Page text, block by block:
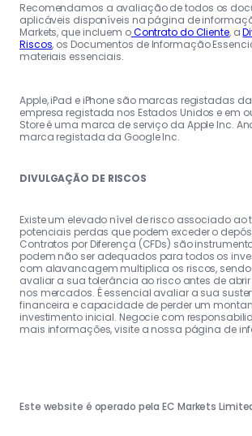
Recomendamos a avaliação de todos os
aplicáveis disponíveis na página de
Markets, que incluem oContrato do Cliente, a
Riscos, os Documentos de Informação
materiais essenciais.
Apple, iPad e iPhone são marcas registadas da
empresa registada nos Estados Unidos e em
Store é uma marca de serviço da Apple Inc.
marca registada da Google Inc.
DIVULGAÇÃO DE RISCOS
Existe um elevado nível de risco associado ao
potenciais perdas que podem exceder o
Contratos por Diferença (CFDs) são
podem não ser adequados para todos os
com alavancagem multiplica os riscos,
avaliar a sua tolerância ao risco antes de
nos mercados. É essencial avaliar a sua
financeira e capacidade de perder um
investimento inicial. Negocie com
mais informações, visite a nossa página de
Este website é operado pela EC Markets